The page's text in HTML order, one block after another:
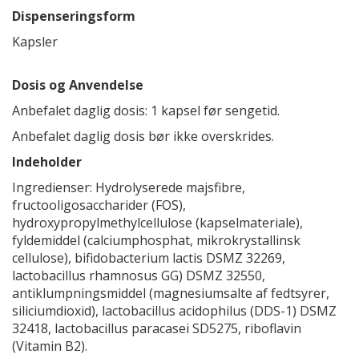
Dispenseringsform
Kapsler
Dosis og Anvendelse
Anbefalet daglig dosis: 1 kapsel før sengetid.
Anbefalet daglig dosis bør ikke overskrides.
Indeholder
Ingredienser: Hydrolyserede majsfibre,
fructooligosaccharider (FOS),
hydroxypropylmethylcellulose (kapselmateriale),
fyldemiddel (calciumphosphat, mikrokrystallinsk
cellulose), bifidobacterium lactis DSMZ 32269,
lactobacillus rhamnosus GG) DSMZ 32550,
antiklumpningsmiddel (magnesiumsalte af fedtsyrer,
siliciumdioxid), lactobacillus acidophilus (DDS-1) DSMZ
32418, lactobacillus paracasei SD5275, riboflavin
(Vitamin B2).